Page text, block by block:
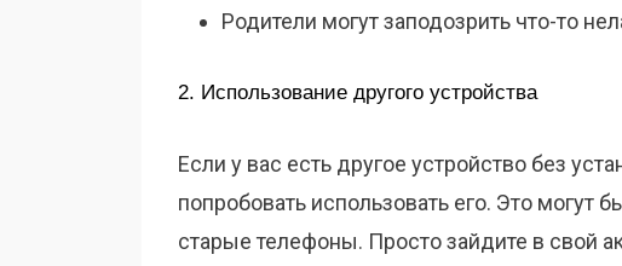
Родители могут заподозрить что-то
2. Использование другого устройства
Если у вас есть другое устройство без
попробовать использовать его. Это
старые телефоны. Просто зайдите в свой